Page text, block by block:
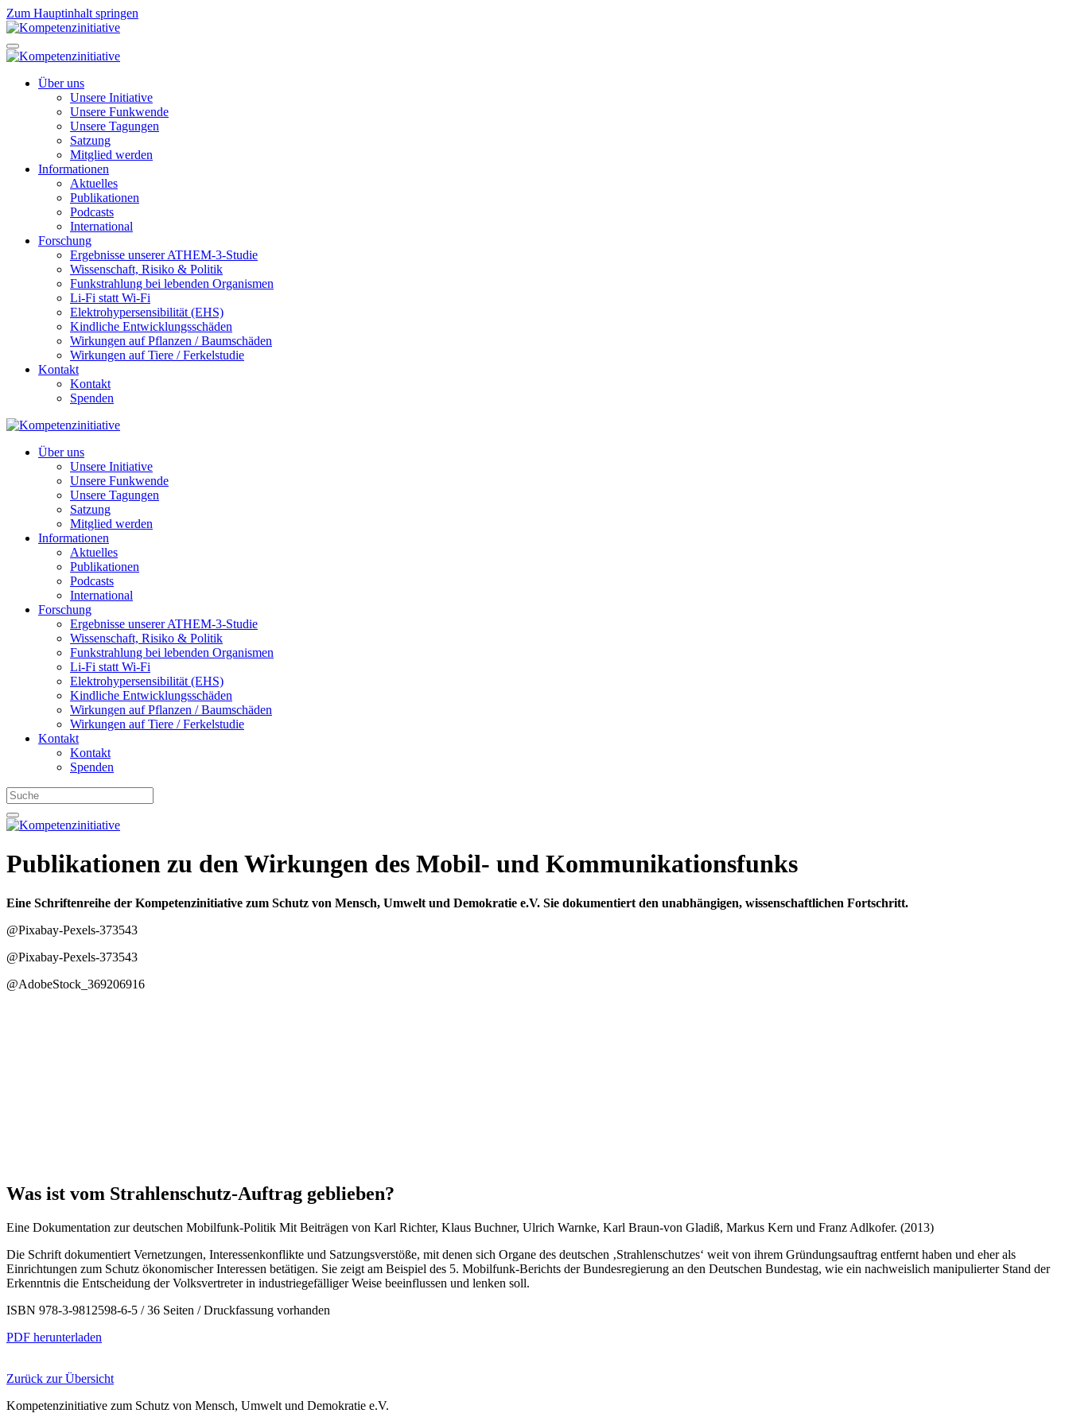
Zum Hauptinhalt springen
Über uns
Unsere Initiative
Unsere Funkwende
Unsere Tagungen
Satzung
Mitglied werden
Informationen
Aktuelles
Publikationen
Podcasts
International
Forschung
Ergebnisse unserer ATHEM-3-Studie
Wissenschaft, Risiko & Politik
Funkstrahlung bei lebenden Organismen
Li-Fi statt Wi-Fi
Elektrohypersensibilität (EHS)
Kindliche Entwicklungsschäden
Wirkungen auf Pflanzen / Baumschäden
Wirkungen auf Tiere / Ferkelstudie
Kontakt
Kontakt
Spenden
Über uns
Unsere Initiative
Unsere Funkwende
Unsere Tagungen
Satzung
Mitglied werden
Informationen
Aktuelles
Publikationen
Podcasts
International
Forschung
Ergebnisse unserer ATHEM-3-Studie
Wissenschaft, Risiko & Politik
Funkstrahlung bei lebenden Organismen
Li-Fi statt Wi-Fi
Elektrohypersensibilität (EHS)
Kindliche Entwicklungsschäden
Wirkungen auf Pflanzen / Baumschäden
Wirkungen auf Tiere / Ferkelstudie
Kontakt
Kontakt
Spenden
Publikationen zu den Wirkungen des Mobil- und Kommunikationsfunks
Eine Schriftenreihe der Kompetenzinitiative zum Schutz von Mensch, Umwelt und Demokratie e.V. Sie dokumentiert den unabhängigen, wissenschaftlichen Fortschritt.
@Pixabay-Pexels-373543
@Pixabay-Pexels-373543
@AdobeStock_369206916
Was ist vom Strahlenschutz-Auftrag geblieben?
Eine Dokumentation zur deutschen Mobilfunk-Politik Mit Beiträgen von Karl Richter, Klaus Buchner, Ulrich Warnke, Karl Braun-von Gladiß, Markus Kern und Franz Adlkofer. (2013)
Die Schrift dokumentiert Vernetzungen, Interessenkonflikte und Satzungsverstöße, mit denen sich Organe des deutschen ‚Strahlenschutzes‘ weit von ihrem Gründungsauftrag entfernt haben und eher als
Einrichtungen zum Schutz ökonomischer Interessen betätigen. Sie zeigt am Beispiel des 5. Mobilfunk-Berichts der Bundesregierung an den Deutschen Bundestag, wie ein nachweislich manipulierter Stand der
Erkenntnis die Entscheidung der Volksvertreter in industriegefälliger Weise beeinflussen und lenken soll.
ISBN 978-3-9812598-6-5 / 36 Seiten / Druckfassung vorhanden
PDF herunterladen
Zurück zur Übersicht
Kompetenzinitiative zum Schutz von Mensch, Umwelt und Demokratie e.V.